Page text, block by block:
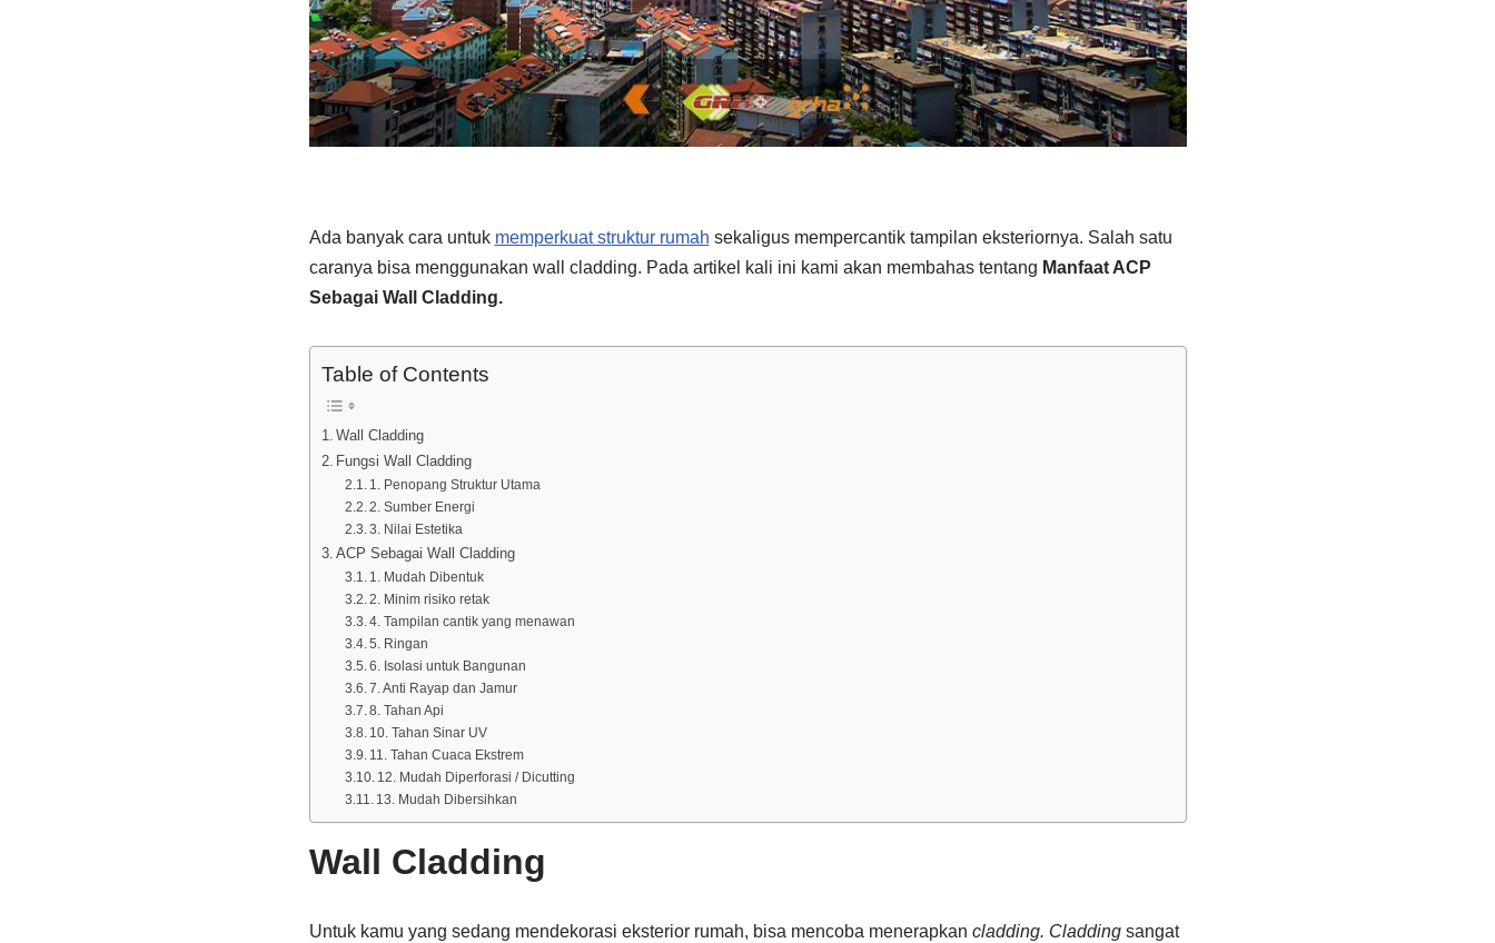
Ada banyak cara untuk memperkuat struktur rumah sekaligus mempercantik tampilan eksteriornya. Salah satu
caranya bisa menggunakan wall cladding. Pada artikel kali ini kami akan membahas tentang Manfaat ACP
Sebagai Wall Cladding.
Table of Contents
Wall Cladding
Fungsi Wall Cladding
1. Penopang Struktur Utama
2. Sumber Energi
3. Nilai Estetika
ACP Sebagai Wall Cladding
1. Mudah Dibentuk
2. Minim risiko retak
4. Tampilan cantik yang menawan
5. Ringan
6. Isolasi untuk Bangunan
7. Anti Rayap dan Jamur
8. Tahan Api
10. Tahan Sinar UV
11. Tahan Cuaca Ekstrem
12. Mudah Diperforasi / Dicutting
13. Mudah Dibersihkan
Wall Cladding
Untuk kamu yang sedang mendekorasi eksterior rumah, bisa mencoba menerapkan cladding. Claddingsangat